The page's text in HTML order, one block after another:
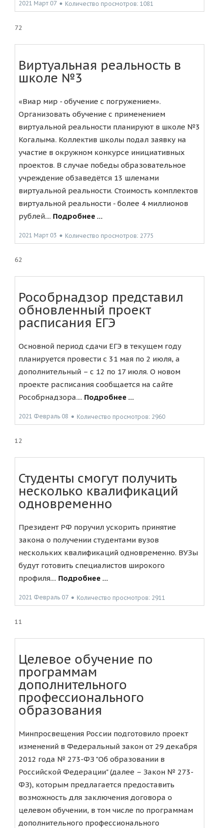
2021 Март 07 ● Количество просмотров: 1081
72
Виртуальная реальность в
школе №3
«Виар мир - обучение с погружением».
Организовать обучение с применением
виртуальной реальности планируют в школе №3
Когалыма. Коллектив школы подал заявку на
участие в окружном конкурсе инициативных
проектов. В случае победы образовательное
учреждение обзаведётся 13 шлемами
виртуальной реальности. Стоимость комплектов
виртуальной реальности - более 4 миллионов
рублей.... Подробнее ...
2021 Март 03 ● Количество просмотров: 2775
62
Рособрнадзор представил
обновленный проект
расписания ЕГЭ
Основной период сдачи ЕГЭ в текущем году
планируется провести с 31 мая по 2 июля, а
дополнительный – с 12 по 17 июля. О новом
проекте расписания сообщается на сайте
Рособрнадзора.... Подробнее ...
2021 Февраль 08 ● Количество просмотров: 2960
12
Студенты смогут получить
несколько квалификаций
одновременно
Президент РФ поручил ускорить принятие
закона о получении студентами вузов
нескольких квалификаций одновременно. ВУЗы
будут готовить специалистов широкого
профиля.... Подробнее ...
2021 Февраль 07 ● Количество просмотров: 2911
11
Целевое обучение по
программам
дополнительного
профессионального
образования
Минпросвещения России подготовило проект
изменений в Федеральный закон от 29 декабря
2012 года № 273-ФЗ "Об образовании в
Российской Федерации" (далее – Закон № 273-
ФЗ), которым предлагается предоставить
возможность для заключения договора о
целевом обучении, в том числе по программам
дополнительного профессионального